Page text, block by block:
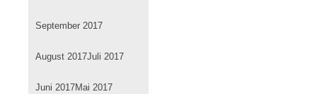
September 2017
August 2017Juli 2017
Juni 2017Mai 2017